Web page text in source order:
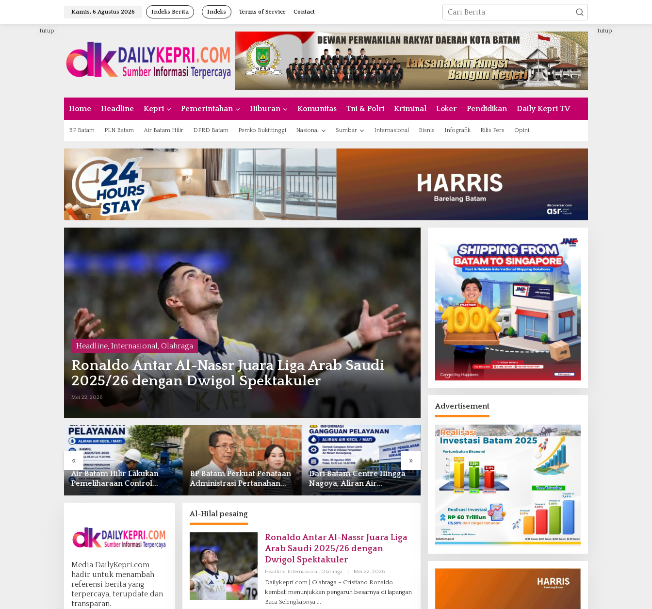
w
Kamis, 6 Agustus 2026 Indeks Berita Indeks Terms of Service Contact
Home Headline Kepri Pemerintahan Hiburan Komunitas Tni & Polri Kriminal Loker Pendidikan Daily Kepri TV
BP Batam PLN Batam Air Batam Hilir DPRD Batam Pemko Bukittinggi Nasional Sumbar Internasional Bisnis Infografik Rilis Pers Opini
tutup tutup
Headline, Internasional, Olahraga
Ronaldo Antar Al-Nassr Juara Liga Arab Saudi
2025/26 dengan Dwigol Spektakuler
Mei 22, 2026
« »
Air Batam Hilir Lakukan
Pemeliharaan Control
Valve, Ini Daftar Area
BP Batam Perkuat Penataan
Administrasi Pertanahan
dan Pemanfaatan Ruang
Dari Batam Centre Hingga
Nagoya, Aliran Air
Terganggu Akibat Listrik
Operasi Cukai Batam: Garuk
Pedagang Eceran, Aktor
Intelektual Rokok Ilegal Tak
Bea Cukai Batam Amankan
32 Ribu Batang Rokok Ilegal
dalam Operasi Cukai
Media DailyKepri.com
hadir untuk menambah
referensi berita yang
terpercaya, terupdate dan
transparan.
Al-Hilal pesaing
Ronaldo Antar Al-Nassr Juara Liga
Arab Saudi 2025/26 dengan
Dwigol Spektakuler
Headline, Internasional , Olahraga Mei 22, 2026O
E
H
Dailykepri.com | Olahraga – Cristiano Ronaldo
kembali menunjukkan pengaruh besarnya di lapangan
Baca Selengkapnya
Advertisement